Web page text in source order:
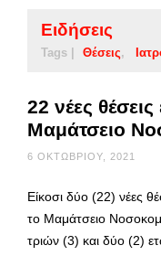
Ειδήσεις
Tags | Θέσεις
22 νέες
Μαμάτσειο
6 ΟΚΤΩΒΡΊΟΥ, 2021
Είκοσι δύο (22) νέες
το Μαμάτσειο
τριών (3) και δύο (2)